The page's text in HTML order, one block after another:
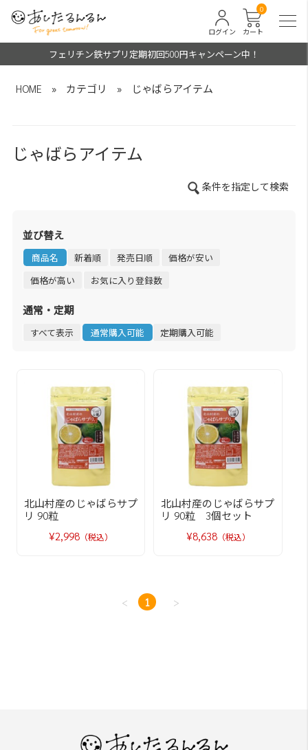
カート
0
ログイン
フェリチン鉄サプリ定期初回500円キャンペーン中！
HOME » カテゴリ » じゃばらアイテム
じゃばらアイテム
条件を指定して検索
並び替え
商品名 新着順 発売日順
価格が安い
価格が高い
お気に入り登録数
通常・定期
すべて表示 通常購入可能 定期購入可能
北山村産のじゃばらサプ
リ 90粒
¥2,998 （税込）
北山村産のじゃばらサプ
リ 90粒 3個セット
¥8,638（税込）
< 1 >